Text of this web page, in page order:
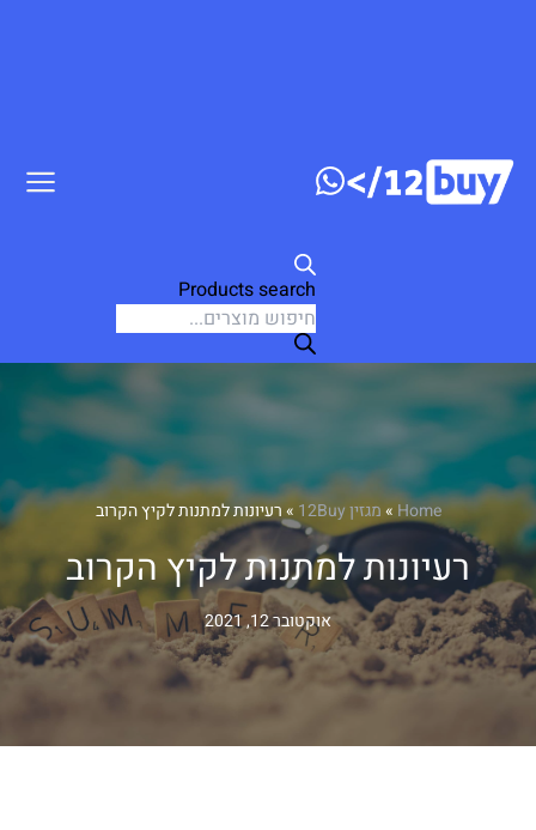
Products search
Home
»מגזין 12Buy »רעיונות למתנות לקיץ הקרוב
רעיונות למתנות לקיץ הקרוב
אוקטובר 12, 2021